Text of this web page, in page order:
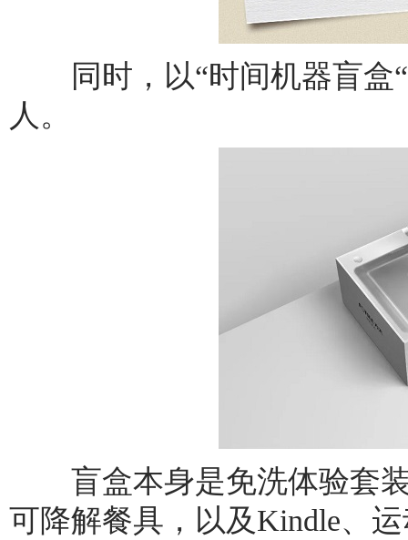
同时，以“时间机器盲盒“
人。
盲盒本身是免洗体验套装
可降解餐具，以及Kindle、